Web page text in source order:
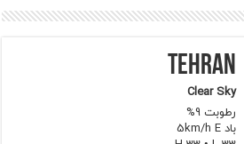
Tehran
Clear Sky
رطوبت 9%
باد 5km/h E